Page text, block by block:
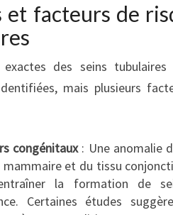
et facteurs de
exactes des seins
mais plusieurs
congénitaux: Une anomalie
mammaire et du tissu
la formation de
Certaines études